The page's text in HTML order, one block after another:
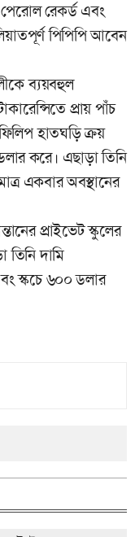
রেকর্ড এবং
পিপিপি আবেন
ব্যয়বহুল
প্রায় পাঁচ
হাতঘড়ি ক্রয়
করে। এছাড়া তিনি
একবার অবস্থানের
প্রাইভেট স্কুলের
দামি
স্কচে ৬০০ ডলার